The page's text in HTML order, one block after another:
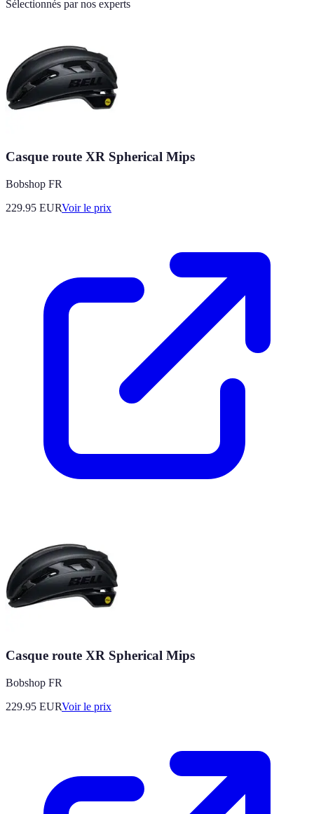
Sélectionnés par nos experts
Casque route XR Spherical Mips
Bobshop FR
229.95 EURVoir le prix
Casque route XR Spherical Mips
Bobshop FR
229.95 EURVoir le prix